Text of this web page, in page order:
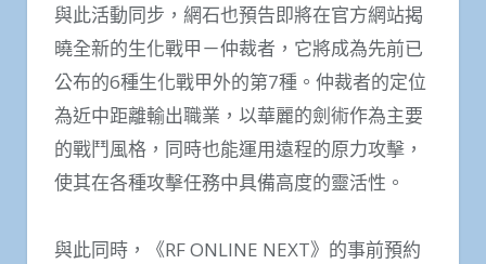
與此活動同步，網石也預告即將在官方網站揭
曉全新的生化戰甲－仲裁者，它將成為先前已
公布的6種生化戰甲外的第7種。仲裁者的定位
為近中距離輸出職業，以華麗的劍術作為主要
的戰鬥風格，同時也能運用遠程的原力攻擊，
使其在各種攻擊任務中具備高度的靈活性。
與此同時，《RF ONLINE NEXT》的事前預約